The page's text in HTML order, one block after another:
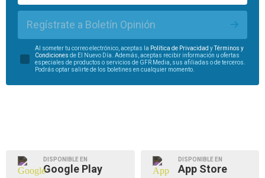
Regístrate a Boletín Opinión
Al someter tu correo electrónico, aceptas la Política de Privacidad yTérminos y
Condiciones de El Nuevo Día. Además, aceptas recibir información u ofertas
especiales de productos o servicios de GFR Media, sus afiliadas o de terceros.
Podrás optar salirte de los boletines en cualquier momento.
DISPONIBLE EN
Google Play
DISPONIBLE EN
App Store